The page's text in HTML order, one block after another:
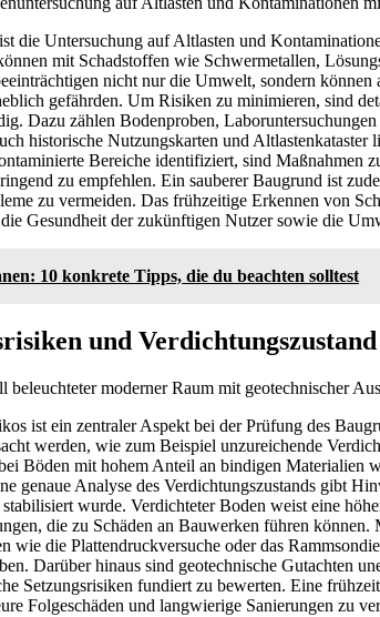
die Untersuchung auf Altlasten und
mit Schadstoffen wie Schwermetallen,
nicht nur die Umwelt, sondern können
gefährden. Um Risiken zu minimieren, sind
Dazu zählen Bodenproben,
historische Nutzungskarten und
Bereiche identifiziert, sind Maßnahmen
zu empfehlen. Ein sauberer Baugrund ist
zu vermeiden. Das frühzeitige Erkennen von
Gesundheit der zukünftigen Nutzer sowie die
10 konkrete Tipps, die du beachten solltest
und
ist ein zentraler Aspekt bei der Prüfung des
werden, wie zum Beispiel unzureichende
Böden mit hohem Anteil an bindigen Materialien
genaue Analyse des Verdichtungszustands gibt
wurde. Verdichteter Boden weist eine
die zu Schäden an Bauwerken führen
wie die Plattendruckversuche oder das
Darüber hinaus sind geotechnische Gutachten
Setzungsrisiken fundiert zu bewerten. Eine
Folgeschäden und langwierige Sanierungen zu